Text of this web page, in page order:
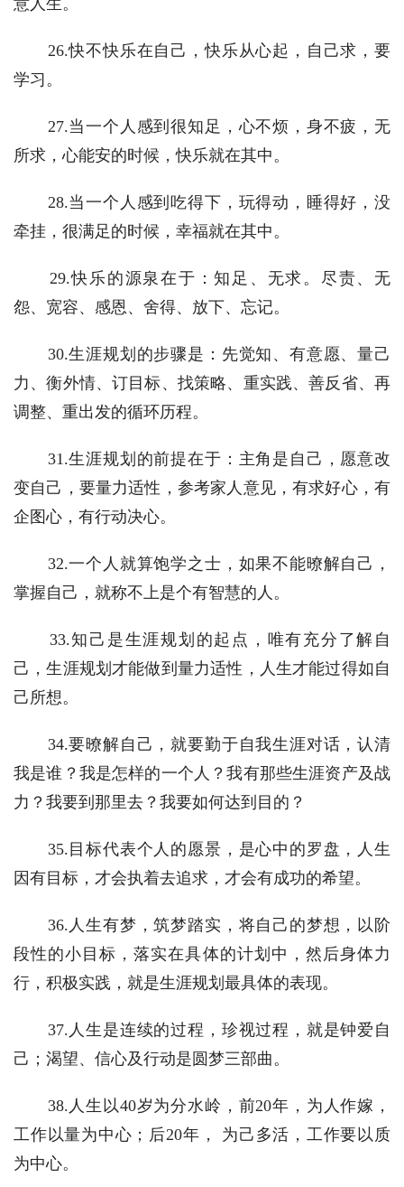
26.快不快乐在自己，快乐从心起，自己求，要
学习。
27.当一个人感到很知足，心不烦，身不疲，无
所求，心能安的时候，快乐就在其中。
28.当一个人感到吃得下，玩得动，睡得好，没
牵挂，很满足的时候，幸福就在其中。
29.快乐的源泉在于：知足、无求。尽责、无
怨、宽容、感恩、舍得、放下、忘记。
30.生涯规划的步骤是：先觉知、有意愿、量己
力、衡外情、订目标、找策略、重实践、善反省、再
调整、重出发的循环历程。
31.生涯规划的前提在于：主角是自己，愿意改
变自己，要量力适性，参考家人意见，有求好心，有
企图心，有行动决心。
32.一个人就算饱学之士，如果不能暸解自己，
掌握自己，就称不上是个有智慧的人。
33.知己是生涯规划的起点，唯有充分了解自
己，生涯规划才能做到量力适性，人生才能过得如自
己所想。
34.要暸解自己，就要勤于自我生涯对话，认清
我是谁？我是怎样的一个人？我有那些生涯资产及战
力？我要到那里去？我要如何达到目的？
35.目标代表个人的愿景，是心中的罗盘，人生
因有目标，才会执着去追求，才会有成功的希望。
36.人生有梦，筑梦踏实，将自己的梦想，以阶
段性的小目标，落实在具体的计划中，然后身体力
行，积极实践，就是生涯规划最具体的表现。
37.人生是连续的过程，珍视过程，就是钟爱自
己；渴望、信心及行动是圆梦三部曲。
38.人生以40岁为分水岭，前20年，为人作嫁，
工作以量为中心；后20年， 为己多活，工作要以质
为中心。